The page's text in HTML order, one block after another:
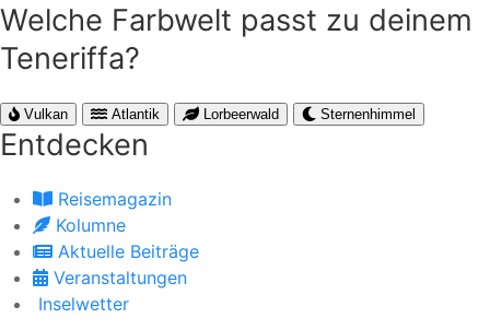
Welche Farbwelt passt zu deinem
Teneriffa?
Vulkan Atlantik Lorbeerwald Sternenhimmel
Entdecken
Reisemagazin
Kolumne
Aktuelle Beiträge
Veranstaltungen
Inselwetter